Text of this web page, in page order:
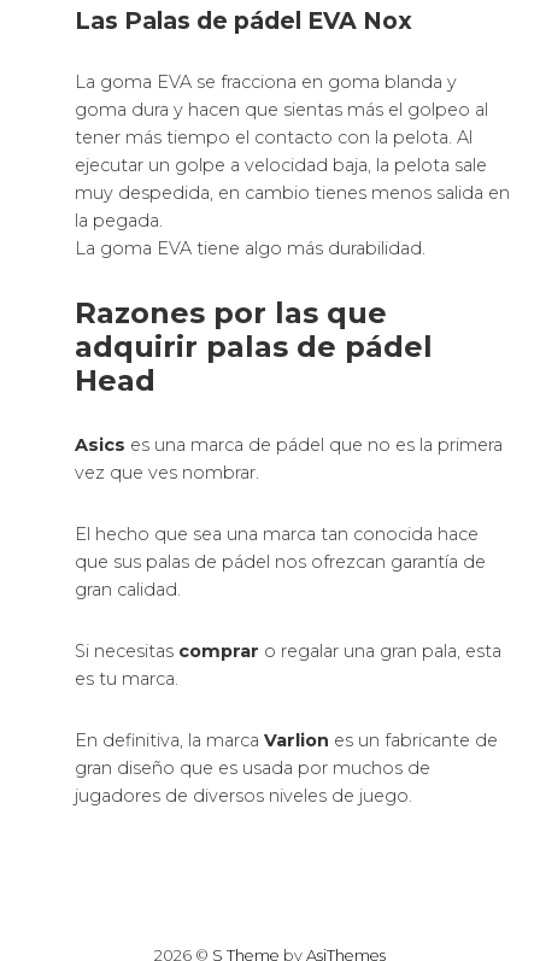
Las Palas de pádel EVA Nox
La goma EVA se fracciona en goma blanda y
goma dura y hacen que sientas más el golpeo al
tener más tiempo el contacto con la pelota. Al
ejecutar un golpe a velocidad baja, la pelota sale
muy despedida, en cambio tienes menos salida en
la pegada.
La goma EVA tiene algo más durabilidad.
Razones por las que
adquirir palas de pádel
Head
Asics es una marca de pádel que no es la primera
vez que ves nombrar.
El hecho que sea una marca tan conocida hace
que sus palas de pádel nos ofrezcan garantía de
gran calidad.
Si necesitas comprar o regalar una gran pala, esta
es tu marca.
En definitiva, la marcaVarlion es un fabricante de
gran diseño que es usada por muchos de
jugadores de diversos niveles de juego.
2026 © S Theme by AsiThemes